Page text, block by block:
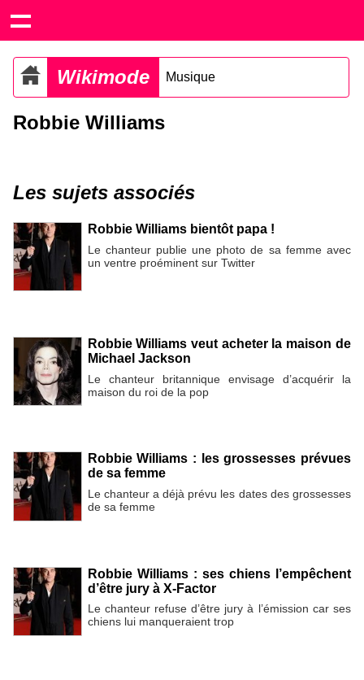
Wikimode Musique
Robbie Williams
Les sujets associés
Robbie Williams bientôt papa !
Le chanteur publie une photo de sa femme avec
un ventre proéminent sur Twitter
Robbie Williams veut acheter la maison de
Michael Jackson
Le chanteur britannique envisage d’acquérir la
maison du roi de la pop
Robbie Williams : les grossesses prévues
de sa femme
Le chanteur a déjà prévu les dates des grossesses
de sa femme
Robbie Williams : ses chiens l’empêchent
d’être jury à X-Factor
Le chanteur refuse d’être jury à l’émission car ses
chiens lui manqueraient trop